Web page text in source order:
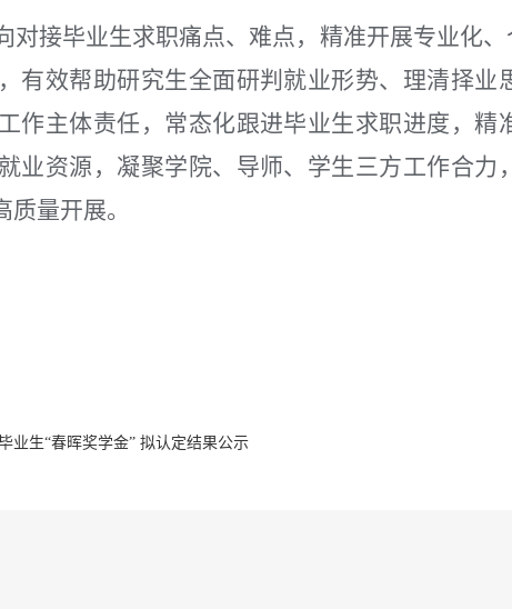
对接毕业生求职痛点、难点，精准开展专业化
有效帮助研究生全面研判就业形势、 理清择业
作主体责任，常态化跟进毕业生求职进度，
业资源，凝聚学院、导师、学生三方工作合
量开展。
业生“春晖奖学金” 拟认定结果公示